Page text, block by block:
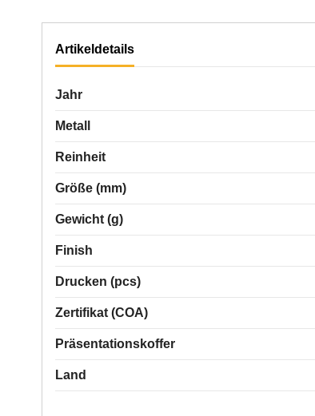
Artikeldetails
Jahr
Metall
Reinheit
Größe (mm)
Gewicht (g)
Finish
Drucken (pcs)
Zertifikat (COA)
Präsentationskoffer
Land